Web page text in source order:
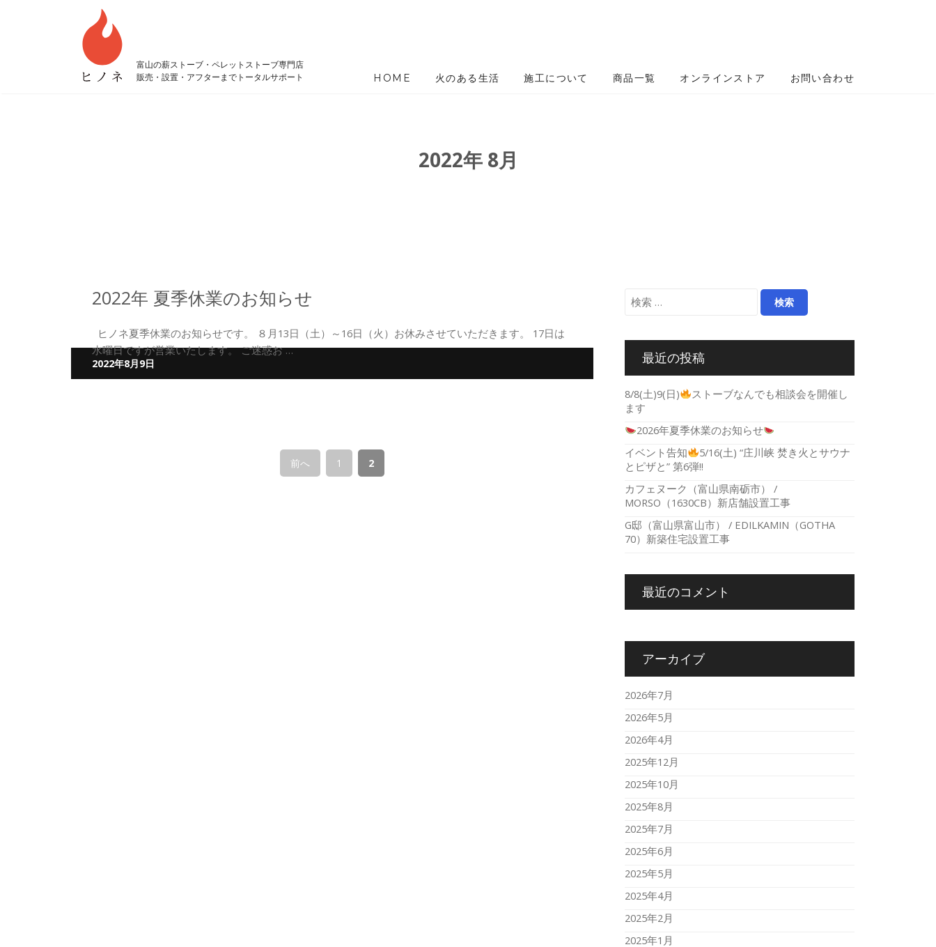
富山の薪ストーブ・ペレットストーブ専門店
販売・設置・アフターまでトータルサポート
HOME 火のある生活 施工について 商品一覧 オンラインストア お問い合わせ
2022年 8月
2022年 夏季休業のお知らせ
ヒノネ夏季休業のお知らせです。 ８月13日（土）～16日（火）お休みさせていただきます。 17日は
水曜日ですが営業いたします。 ご迷惑お …
2022年8月9日
前へ 1 2
最近の投稿
8/8(土)9(日)
ストーブなんでも相談会を開催し
ます
2026年夏季休業のお知らせ
イベント告知
5/16(土) “庄川峡 焚き火とサウナ
とピザと” 第6弾!!
カフェヌーク（富山県南砺市） /
MORSO（1630CB）新店舗設置工事
G邸（富山県富山市） / EDILKAMIN（GOTHA
70）新築住宅設置工事
最近のコメント
アーカイブ
2026年7月
2026年5月
2026年4月
2025年12月
2025年10月
2025年8月
2025年7月
2025年6月
2025年5月
2025年4月
2025年2月
2025年1月